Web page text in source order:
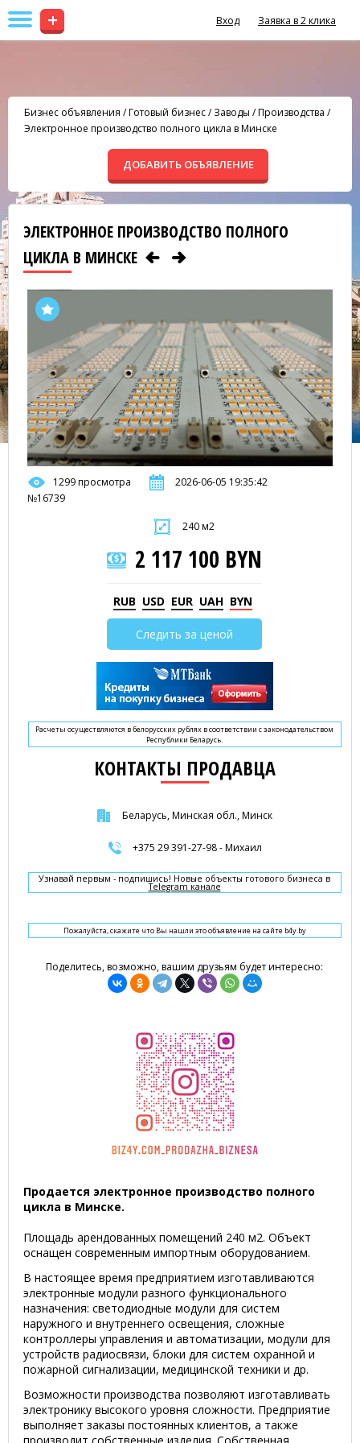
+ Вход Заявка в 2 клика
Бизнес объявления /Готовый бизнес/Заводы / Производства /
Электронное производство полного цикла в Минске
ДОБАВИТЬ ОБЪЯВЛЕНИЕ
ЭЛЕКТРОННОЕ ПРОИЗВОДСТВО ПОЛНОГО
ЦИКЛА В МИНСКЕ
1299 просмотра
2026-06-05 19:35:42
№16739
240 м2
2 117 100 BYN
RUB USD EUR UAH BYN
Следить за ценой
Расчеты осуществляются в белорусских рублях в соответствии с законодательством
Республики Беларусь.
КОНТАКТЫ ПРОДАВЦА
Беларусь, Минская обл., Минск
+375 29 391-27-98 - Михаил
Узнавай первым - подпишись! Новые объекты готового бизнеса в
Telegram канале
Пожалуйста, скажите что Вы нашли это объявление на сайте b4y.by
Поделитесь, возможно, вашим друзьям будет интересно:
Продается электронное производство полного
цикла в Минске.
Площадь арендованных помещений 240 м2. Объект
оснащен современным импортным оборудованием.
В настоящее время предприятием изготавливаются
электронные модули разного функционального
назначения: светодиодные модули для систем
наружного и внутреннего освещения, сложные
контроллеры управления и автоматизации, модули для
устройств радиосвязи, блоки для систем охранной и
пожарной сигнализации, медицинской техники и др.
Возможности производства позволяют изготавливать
электронику высокого уровня сложности. Предприятие
выполняет заказы постоянных клиентов, а также